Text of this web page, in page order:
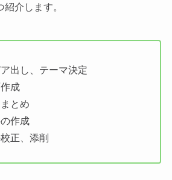
介します。
出し、テーマ決定
成
とめ
作成
正、添削